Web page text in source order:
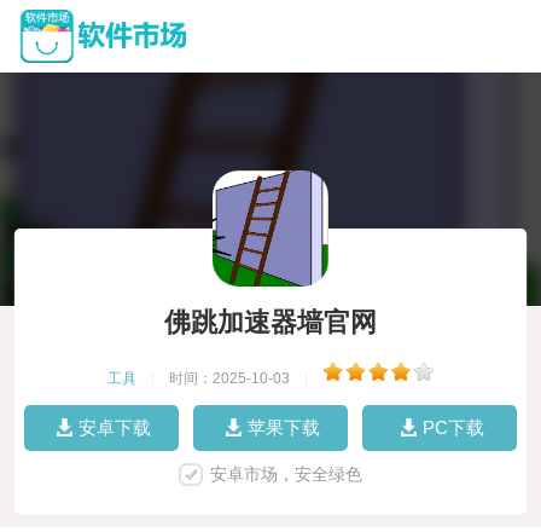
佛跳加速器墙官网
工具 时间：2025-10-03
安卓下载 苹果下载 PC下载
安卓市场，安全绿色